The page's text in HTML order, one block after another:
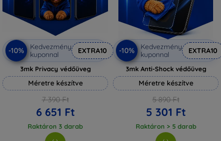
-10%
Kedvezmény
kuponnal
EXTRA10
3mk Privacy védőüveg
Méretre készítve
7 390 Ft
6 651 Ft
Raktáron 3 darab
-10%
Kedvezmény
kuponnal
EXTRA10
3mk Anti-Shock védőüveg
Méretre készítve
5 890 Ft
5 301 Ft
Raktáron > 5 darab